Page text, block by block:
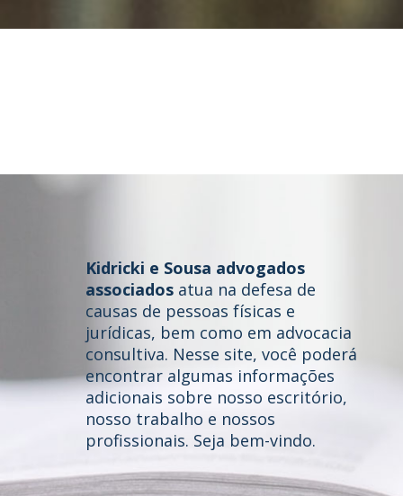
Home
Quem somos
Áreas de Atuação
Kidricki e Sousa advogados
associadosatua na defesa de
causas de pessoas físicas e
jurídicas, bem como em advocacia
consultiva. Nesse site, você poderá
encontrar algumas informações
adicionais sobre nosso escritório,
nosso trabalho e nossos
profissionais. Seja bem-vindo.